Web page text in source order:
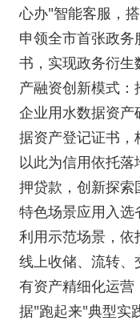
心办"智能客服，
申领全市首张政
书，实现政务衍
产融资创新模式
企业用水数据资
据资产登记证书
以此为信用依托
押贷款，创新探索
特色场景应用入
利用示范场景，依
线上收储、流转
有资产精细化运
据"跑起来"典型实